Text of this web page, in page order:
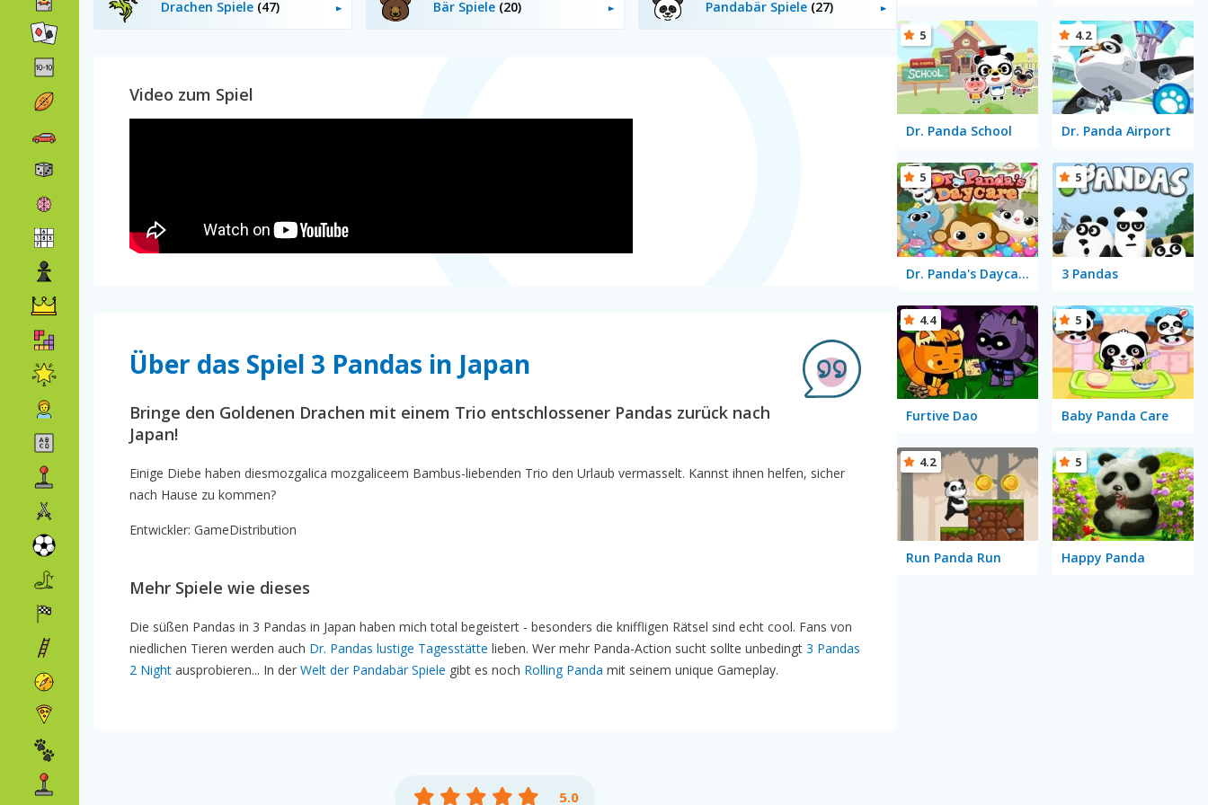
Drachen Spiele (47) Bär Spiele (20) Pandabär Spiele (27)
Video zum Spiel
Über das Spiel 3 Pandas in Japan
Bringe den Goldenen Drachen mit einem Trio entschlossener Pandas zurück nach
Japan!
Einige Diebe haben diesmozgalica mozgaliceem Bambus-liebenden Trio den Urlaub vermasselt. Kannst ihnen helfen, sicher
nach Hause zu kommen?
Entwickler: GameDistribution
Mehr Spiele wie dieses
Die süßen Pandas in 3 Pandas in Japan haben mich total begeistert - besonders die kniffligen Rätsel sind echt cool. Fans von
niedlichen Tieren werden auch Dr. Pandas lustige Tagesstätte lieben. Wer mehr Panda-Action sucht sollte unbedingt 3 Pandas
2 Night ausprobieren... In der Welt der Pandabär Spiele gibt es noch Rolling Panda mit seinem unique Gameplay.
5.0
Dr. Panda School
5
Dr. Panda Airport
4.2
Dr. Panda's Daycare
5
3 Pandas
5
Furtive Dao
4.4
Baby Panda Care
5
Run Panda Run
4.2
Happy Panda
5